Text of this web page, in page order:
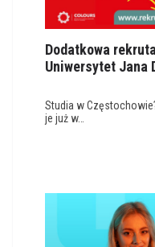
Dodatkowa
Uniwersytet Jana
Studia w
je już w…